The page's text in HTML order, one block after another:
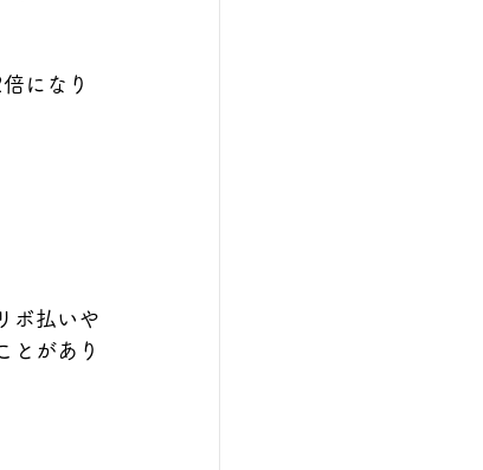
になり
ボ払いや
とがあり